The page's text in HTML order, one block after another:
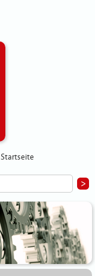
Startseite